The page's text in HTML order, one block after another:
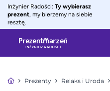
Inżynier Radości: Ty wybierasz
prezent, my bierzemy na siebie
resztę.
Prezenty Relaks i Uroda